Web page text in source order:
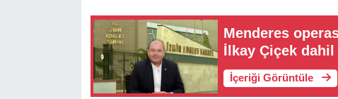
Menderes
İlkay Çiçek
İçeriği Görüntüle